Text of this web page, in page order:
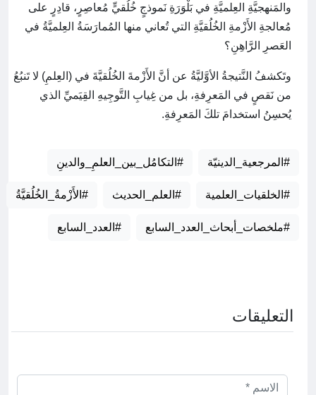
والمَنهجيَّةِ العِلميَّةِ في بَلْوَرَةِ نَموذجٍ خُلُقيٍّ مُعاصِرٍ، قادِرٍ على
مُعالجةِ الأَزْمةِ الخُلُقيَّةِ التي تُعاني منها المُمارَسَةُ العِلميَّةُ في
العَصرِ الرَّاهِنِ؟
وتَكشفُ النَّتيجةُ الأوَّليَّةُ عن أنَّ الأَزْمةَ الخُلُقيَّةَ في (العِلمِ) لا تَنبُعُ
من نَقصٍ في المَعرِفةِ، بل من غِيابِ التَّوجِيهِ القِيَميِّ الذي
يُحسِنُ استخدامَ تلكَ المَعرِفةِ.
#المرجعية_الدينيّة #التكامُل_بين_العلمِ_والدينِ
#الخلقيات_العلمية #العلم_الحديث #الأَزْمةُ_الخُلُقيَّةُ
#ملخصات_أبحاث_العدد_السابع #العدد_السابع
التعليقات